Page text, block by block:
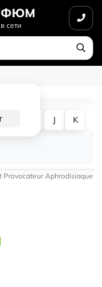
сети
J K
Provocateur Aphrodisiaque